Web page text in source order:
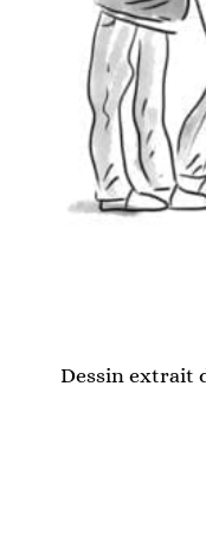
Dessin extrait